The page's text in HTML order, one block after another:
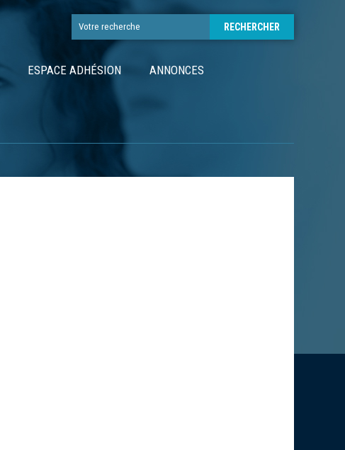
ESPACE ADHÉSION ANNONCES